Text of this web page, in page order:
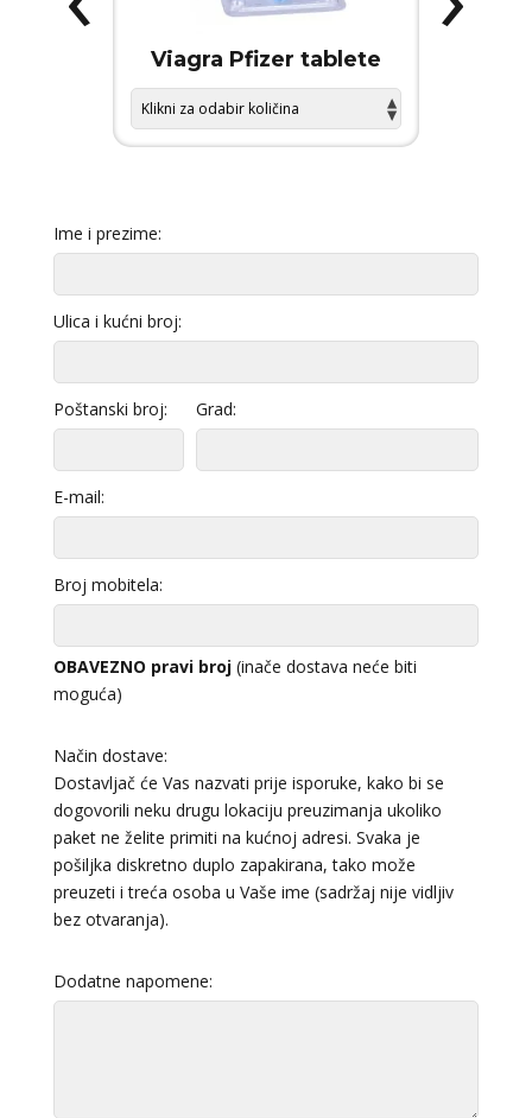
Viagra Pfizer tablete
Ime i prezime:
Ulica i kućni broj:
Poštanski broj: Grad:
E-mail:
Broj mobitela:
OBAVEZNO pravi broj(inače dostava neće biti
moguća)
Način dostave:
Dostavljač će Vas nazvati prije isporuke, kako bi se
dogovorili neku drugu lokaciju preuzimanja ukoliko
paket ne želite primiti na kućnoj adresi. Svaka je
pošiljka diskretno duplo zapakirana, tako može
preuzeti i treća osoba u Vaše ime (sadržaj nije vidljiv
bez otvaranja).
Dodatne napomene: